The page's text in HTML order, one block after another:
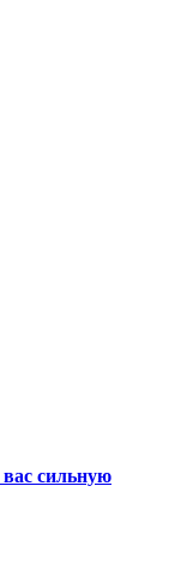
сильную